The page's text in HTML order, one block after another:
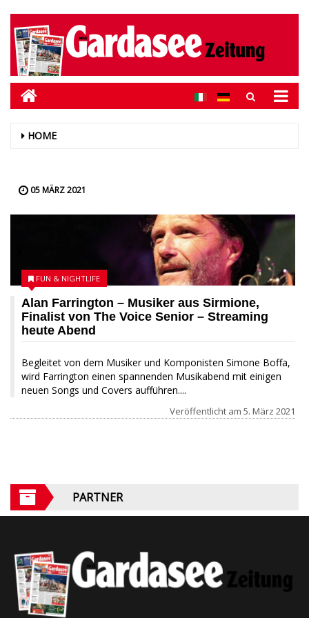
HOME
05 MÄRZ 2021
Alan Farrington – Musiker aus Sirmione,
Finalist von The Voice Senior – Streaming
heute Abend
Begleitet von dem Musiker und Komponisten Simone Boffa,
wird Farrington einen spannenden Musikabend mit einigen
neuen Songs und Covers aufführen....
FUN & NIGHTLIFE
Veröffentlicht am 5. März 2021
PARTNER